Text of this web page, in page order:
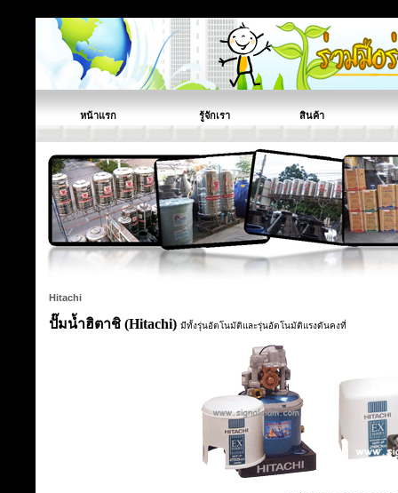
หน้าแรก รู้จักเรา สินค้า
Hitachi
ปั๊มน้ำฮิตาชิ (Hitachi) มีทั้งรุ่นอัตโนมัติและรุ่นอัตโนมัติแรงดันคงที่